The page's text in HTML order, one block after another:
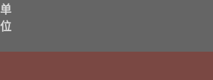
单
位